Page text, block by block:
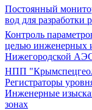
Постоянный
вод для разработки
Контроль
целью инженерных
Нижегородской
НПП
Регистраторы
Инженерные
зонах